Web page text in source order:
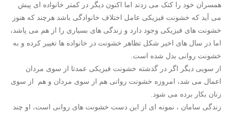
همسران خود را کتک می زدند اما اکنون دیگر در کمتر خانواده ای پیش
می آید که خشونت فیزیکی عامل اختلاف خانوادگی باشد هرچند که هنوز
خشونت های فیزیکی وجود دارد و زندگی های بسیاری را از هم می پاشد،
اما در سال های اخیر شکل تظاهر خشونت در خانواده ها تغییر کرده و به
خشونت روانی بدل شده است.
از سویی دیگر اگر در گذشته خشونت فیزیکی عمدتا از سوی مردان
اعمال می شد، امروزه خشونت روانی هم از سوی مردان و هم از سوی
زنان بکار برده می شود.
زندگی سامان ، نمونه ای از این دست خشونت های روانی است، او چند